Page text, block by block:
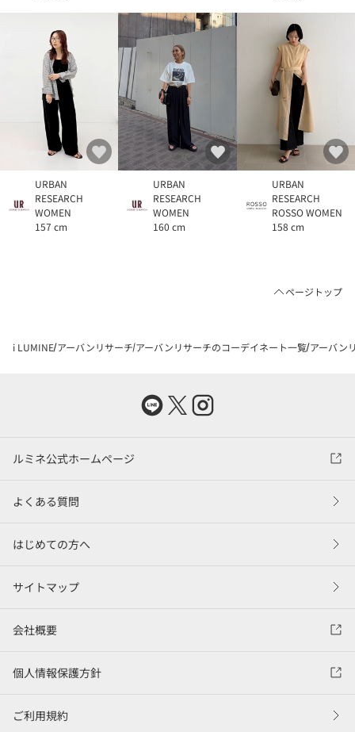
URBAN
RESEARCH
WOMEN
157 cm
URBAN
RESEARCH
WOMEN
160 cm
URBAN
RESEARCH
ROSSO WOMEN
158 cm
ページトップ
i LUMINE アーバンリサーチ アーバンリサーチのコーデイネート一覧 アーバン
ルミネ公式ホームページ
よくある質問
はじめての方へ
サイトマップ
会社概要
個人情報保護方針
ご利用規約